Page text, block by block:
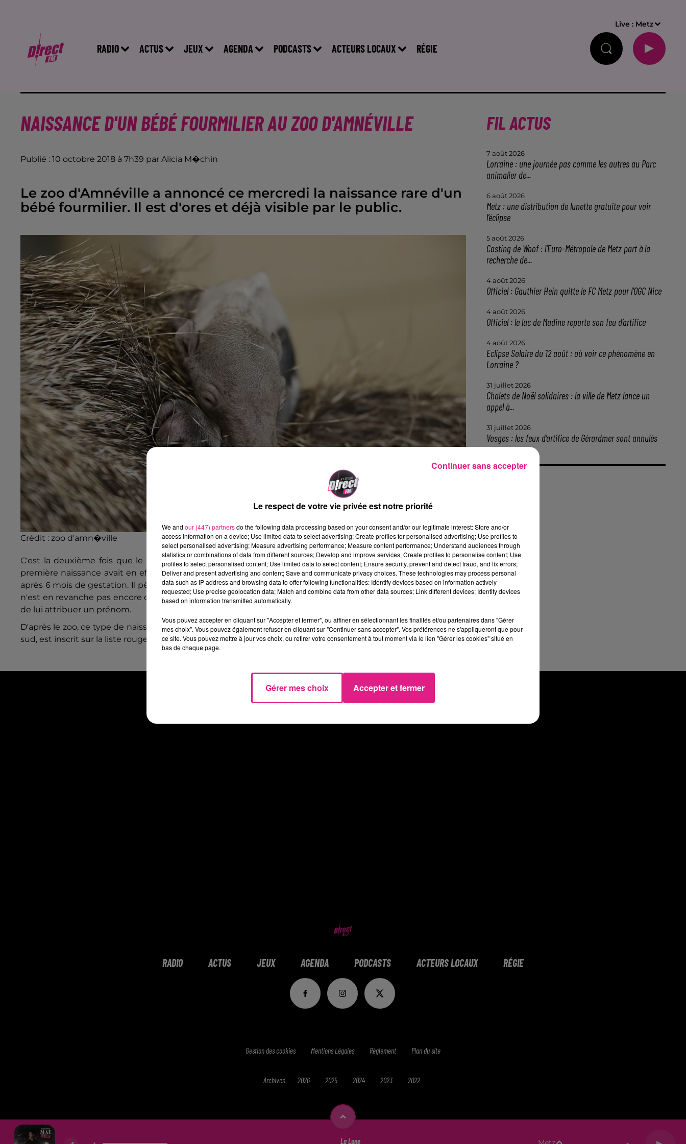
RADIO ACTUS JEUX AGENDA PODCASTS ACTEURS LOCAUX RÉGIE
Live : Metz
NAISSANCE D'UN BÉBÉ FOURMILIER AU ZOO D'AMNÉVILLE
Publié : 10 octobre 2018 à 7h39 par Alicia M�chin
Le zoo d'Amnéville a annoncé ce mercredi la naissance rare d'un
bébé fourmilier. Il est d'ores et déjà visible par le public.
Crédit : zoo d'amn�ville
C'est la deuxième fois que le parc animalier assiste à la naissance d'un bébé fourmilier, ou tamanoir. Une
première naissance avait en effet eu lieu le 3 décembre 2012. Le nouvel arrivant est né le5 octobre dernier
après 6 mois de gestation. Il pèse environ 1.5 kg, et devrait atteindre entre 30 et 40 kg à l'âge adulte. Le sexe
n'est en revanche pas encore connu. Les soigneurs devront attendre plusieurs semaines qu'il grandisse, afin
de lui attribuer un prénom.
D'après le zoo, ce type de naissance estrare en captivité. Il faut savoir que l'espèce, originaire d'Amérique du
sud, est inscrit sur la liste rouge de l'IUCN, et en annexe de la convention de Washington.
FIL ACTUS
7 août 2026
Lorraine : une journée pas comme les autres au Parc
animalier de...
6 août 2026
Metz : une distribution de lunette gratuite pour voir
l’éclipse
5 août 2026
Casting de Woof : l'Euro-Métropole de Metz part à la
recherche de...
4 août 2026
Officiel : Gauthier Hein quitte le FC Metz pour l'OGC Nice
4 août 2026
Officiel : le lac de Madine reporte son feu d’artifice
4 août 2026
Eclipse Solaire du 12 août : où voir ce phénomène en
Lorraine ?
31 juillet 2026
Chalets de Noël solidaires : la ville de Metz lance un
appel à...
31 juillet 2026
Vosges : les feux d’artifice de Gérardmer sont annulés
RADIO ACTUS JEUX AGENDA PODCASTS ACTEURS LOCAUX RÉGIE
La Lune
Gestion des cookies Mentions Légales Réglement Plan du site
Archives 2026 2025 2024 2023 2022
Le respect de votre vie privée est notre priorité
We and our (447) partnersdo the following data processing based on your consent and/or our legitimate interest: Store and/or
access information on a device; Use limited data to select advertising; Create profiles for personalised advertising; Use profiles to
select personalised advertising; Measure advertising performance; Measure content performance; Understand audiences through
statistics or combinations of data from different sources; Develop and improve services; Create profiles to personalise content; Use
profiles to select personalised content; Use limited data to select content; Ensure security, prevent and detect fraud, and fix errors;
Deliver and present advertising and content; Save and communicate privacy choices. These technologies may process personal
data such as IP address and browsing data to offer following functionalities: Identify devices based on information actively
requested; Use precise geolocation data; Match and combine data from other data sources; Link different devices; Identify devices
based on information transmitted automatically.
Vous pouvez accepter en cliquant sur "Accepter et fermer", ou affiner en sélectionnant les finalités et/ou partenaires dans "Gérer
mes choix". Vous pouvez également refuser en cliquant sur "Continuer sans accepter". Vos préférences ne s'appliqueront que pour
ce site. Vous pouvez mettre à jour vos choix, ou retirer votre consentement à tout moment via le lien "Gérer les cookies" situé en
bas de chaque page.
Gérer mes choix Accepter et fermer
Continuer sans accepter